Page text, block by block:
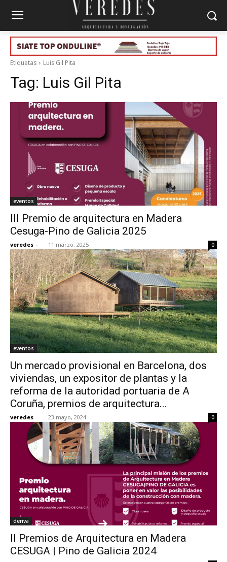
Etiquetas Luis Gil Pita
Tag: Luis Gil Pita
eventos
III Premio de arquitectura en Madera
Cesuga-Pino de Galicia 2025
veredes - 11 marzo, 2025 0
eventos
Un mercado provisional en Barcelona, dos
viviendas, un expositor de plantas y la
reforma de la autoridad portuaria de A
Coruña, premios de arquitectura...
veredes - 23 mayo, 2024 0
deriva
II Premios de Arquitectura en Madera
CESUGA | Pino de Galicia 2024